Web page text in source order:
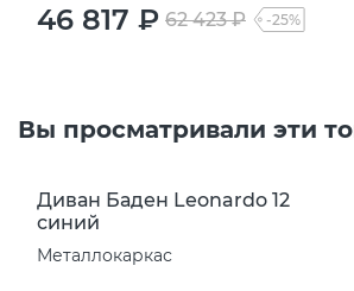
46 817 ₽ 62 423 ₽ -25%
Вы просматривали эти
Диван Баден Leonardo 12
синий
Металлокаркас